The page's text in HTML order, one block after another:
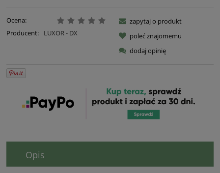
Ocena:
Producent:
LUXOR - DX
zapytaj o produkt
poleć znajomemu
dodaj opinię
Opis